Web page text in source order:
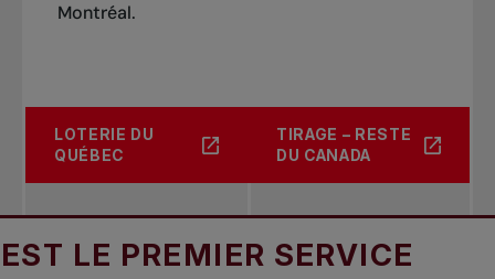
Montréal.
LOTERIE DU
QUÉBEC
TIRAGE – RESTE
DU CANADA
PREMIER SERVICE